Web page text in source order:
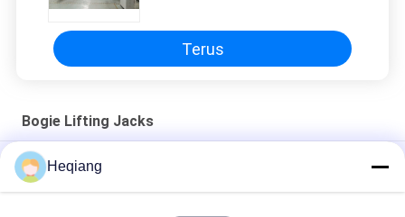
Terus
Bogie Lifting Jacks
Rotator Rangka Bogie 4 Ton, Perangkat Angkat dan Putar
Rangka Bogie
Heqiang